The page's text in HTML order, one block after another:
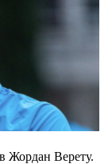
Жордан Верету.